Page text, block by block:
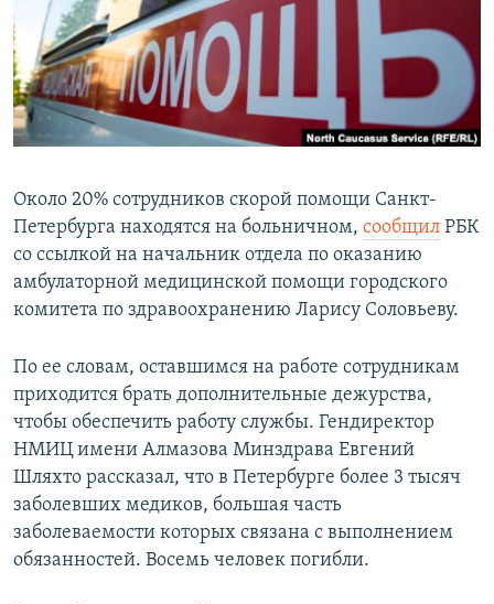
РАСПИСАНИЕ ВЕЩАНИЯ
ПОДПИШИТЕСЬ НА РАССЫЛКУ
СОЦИАЛЬНЫЕ СЕТИ
Все сайты РСЕ/РС
Около 20% сотрудников скорой помощи Санкт-
Петербурга находятся на больничном, сообщил РБК
со ссылкой на начальник отдела по оказанию
амбулаторной медицинской помощи городского
комитета по здравоохранению Ларису Соловьеву.
По ее словам, оставшимся на работе сотрудникам
приходится брать дополнительные дежурcтва,
чтобы обеспечить работу службы. Гендиректор
НМИЦ имени Алмазова Минздрава Евгений
Шляхто рассказал, что в Петербурге более 3 тысяч
заболевших медиков, большая часть
заболеваемости которых связана с выполнением
обязанностей. Восемь человек погибли.